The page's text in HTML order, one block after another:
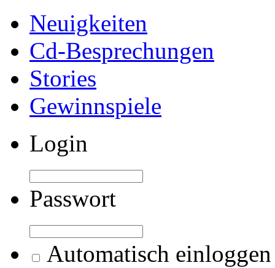
Neuigkeiten
Cd-Besprechungen
Stories
Gewinnspiele
Login
Passwort
Automatisch einloggen